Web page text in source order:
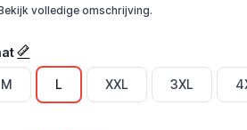
volledige omschrijving.
M L XXL 3XL